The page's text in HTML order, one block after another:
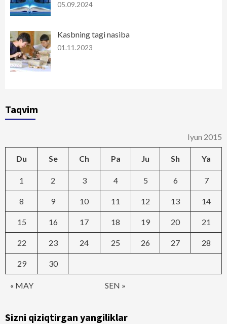
05.09.2024
Kasbning tagi nasiba
01.11.2023
Taqvim
Iyun 2015
Du Se Ch Pa Ju Sh Ya
« MAY SEN »
1 2 3 4 5 6 7
8 9 10 11 12 13 14
15 16 17 18 19 20 21
22 23 24 25 26 27 28
29 30
Sizni qiziqtirgan yangiliklar